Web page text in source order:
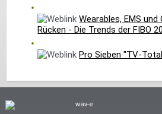
Wearables, EMS
Rücken - Die Trends der FIBO
Pro Sieben "TV-